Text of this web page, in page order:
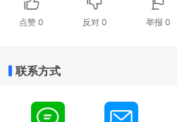
点赞0 反对 0 举报 0
联系方式